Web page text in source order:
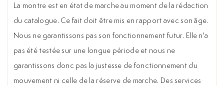
La montre est en état de marche au moment de la rédaction
du catalogue. Ce fait doit être mis en rapport avec son âge.
Nous ne garantissons pas son fonctionnement futur. Elle n'a
pas été testée sur une longue période et nous ne
garantissons donc pas la justesse de fonctionnement du
mouvement ni celle de la réserve de marche. Des services